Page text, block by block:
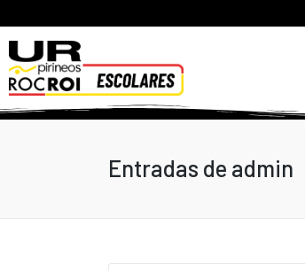
Entradas de admin